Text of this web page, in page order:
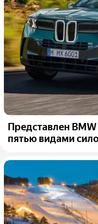
Представлен
пятью видами